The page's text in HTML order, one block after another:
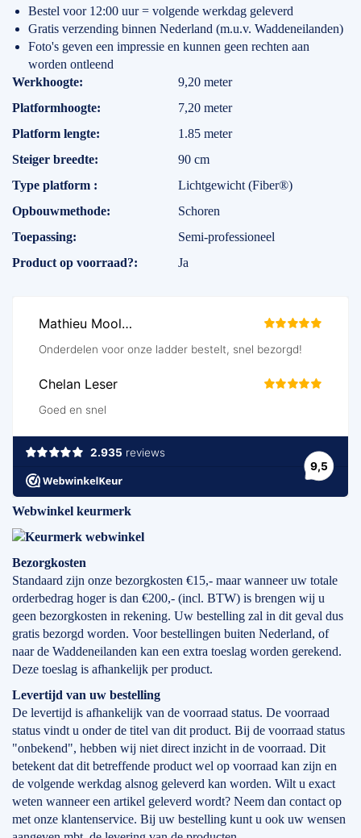
Bestel voor 12:00 uur = volgende werkdag geleverd
Gratis verzending binnen Nederland (m.u.v. Waddeneilanden)
Foto's geven een impressie en kunnen geen rechten aan
worden ontleend
Specificaties
Werkhoogte
9,20 meter
Platformhoogte
7,20 meter
Platform lengte
1.85 meter
Steiger breedte
90 cm
Type platform
Lichtgewicht (Fiber®)
Opbouwmethode
Schoren
Toepassing
Semi-professioneel
Product op voorraad?
Ja
Webwinkel keurmerk
Bezorgkosten
Standaard zijn onze bezorgkosten €15,- maar wanneer uw totale
orderbedrag hoger is dan €200,- (incl. BTW) is brengen wij u
geen bezorgkosten in rekening. Uw bestelling zal in dit geval dus
gratis bezorgd worden. Voor bestellingen buiten Nederland, of
naar de Waddeneilanden kan een extra toeslag worden gerekend.
Deze toeslag is afhankelijk per product.
Levertijd van uw bestelling
De levertijd is afhankelijk van de voorraad status. De voorraad
status vindt u onder de titel van dit product. Bij de voorraad status
"onbekend", hebben wij niet direct inzicht in de voorraad. Dit
betekent dat dit betreffende product wel op voorraad kan zijn en
de volgende werkdag alsnog geleverd kan worden. Wilt u exact
weten wanneer een artikel geleverd wordt? Neem dan contact op
met onze klantenservice. Bij uw bestelling kunt u ook uw wensen